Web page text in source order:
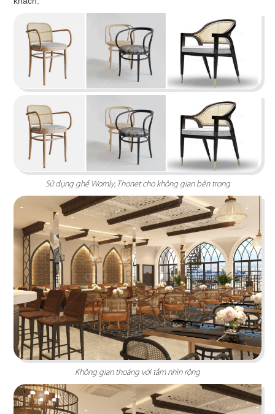
HUI XIANG SI YAN
Lấy cảm hứng từ nét đẹp truyền thống kết hợp
hơi thở hiện đại
Chi tiết
BAOZ DIMSUM
Nhà hàng mang hơi thở Trung Hoa truyền thống
tái hiện theo hình khối độc đáo
Chi tiết
Sử dụng ghế Womly, Thonet cho không gian bên trong
Không gian thoáng với tầm nhìn rộng